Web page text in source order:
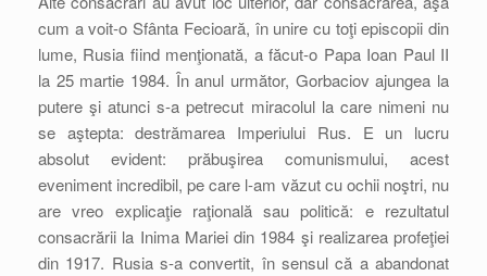
cum a voit-o Sfânta Fecioară, în unire cu toţi episcopii din
lume, Rusia fiind menţionată, a făcut-o Papa Ioan Paul II
la 25 martie 1984. În anul următor, Gorbaciov ajungea la
putere şi atunci s-a petrecut miracolul la care nimeni nu
se aştepta: destrămarea Imperiului Rus. E un lucru
absolut evident: prăbuşirea comunismului, acest
eveniment incredibil, pe care l-am văzut cu ochii noştri, nu
are vreo explicaţie raţională sau politică: e rezultatul
consacrării la Inima Mariei din 1984 şi realizarea profeţiei
din 1917. Rusia s-a convertit, în sensul că a abandonat